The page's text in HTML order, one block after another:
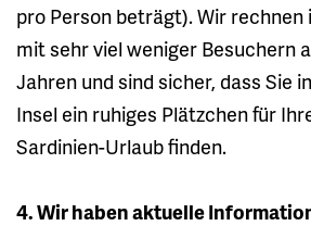
pro Person beträgt). Wir rechnen
mit sehr viel weniger Besuchern
Jahren und sind sicher, dass Sie
Insel ein ruhiges Plätzchen für
Sardinien-Urlaub finden.
4. Wir haben aktuelle